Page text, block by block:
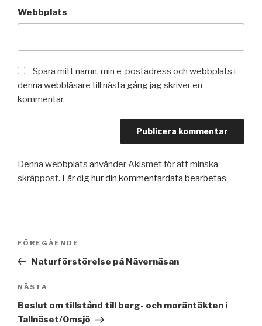
Webbplats
Spara mitt namn, min e-postadress och webbplats i
denna webbläsare till nästa gång jag skriver en
kommentar.
Denna webbplats använder Akismet för att minska
skräppost. Lär dig hur din kommentardata bearbetas.
Inläggsnavigering
Föregående
inlägg
FÖREGÅENDE
Naturförstörelse på Nävernäsan
Nästa
inlägg
NÄSTA
Beslut om tillstånd till berg- och moräntäkten i
Tallnäset/Omsjö